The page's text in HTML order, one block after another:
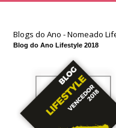
Blogs do Ano - Nomeado
Blog do Ano Lifestyle 2018